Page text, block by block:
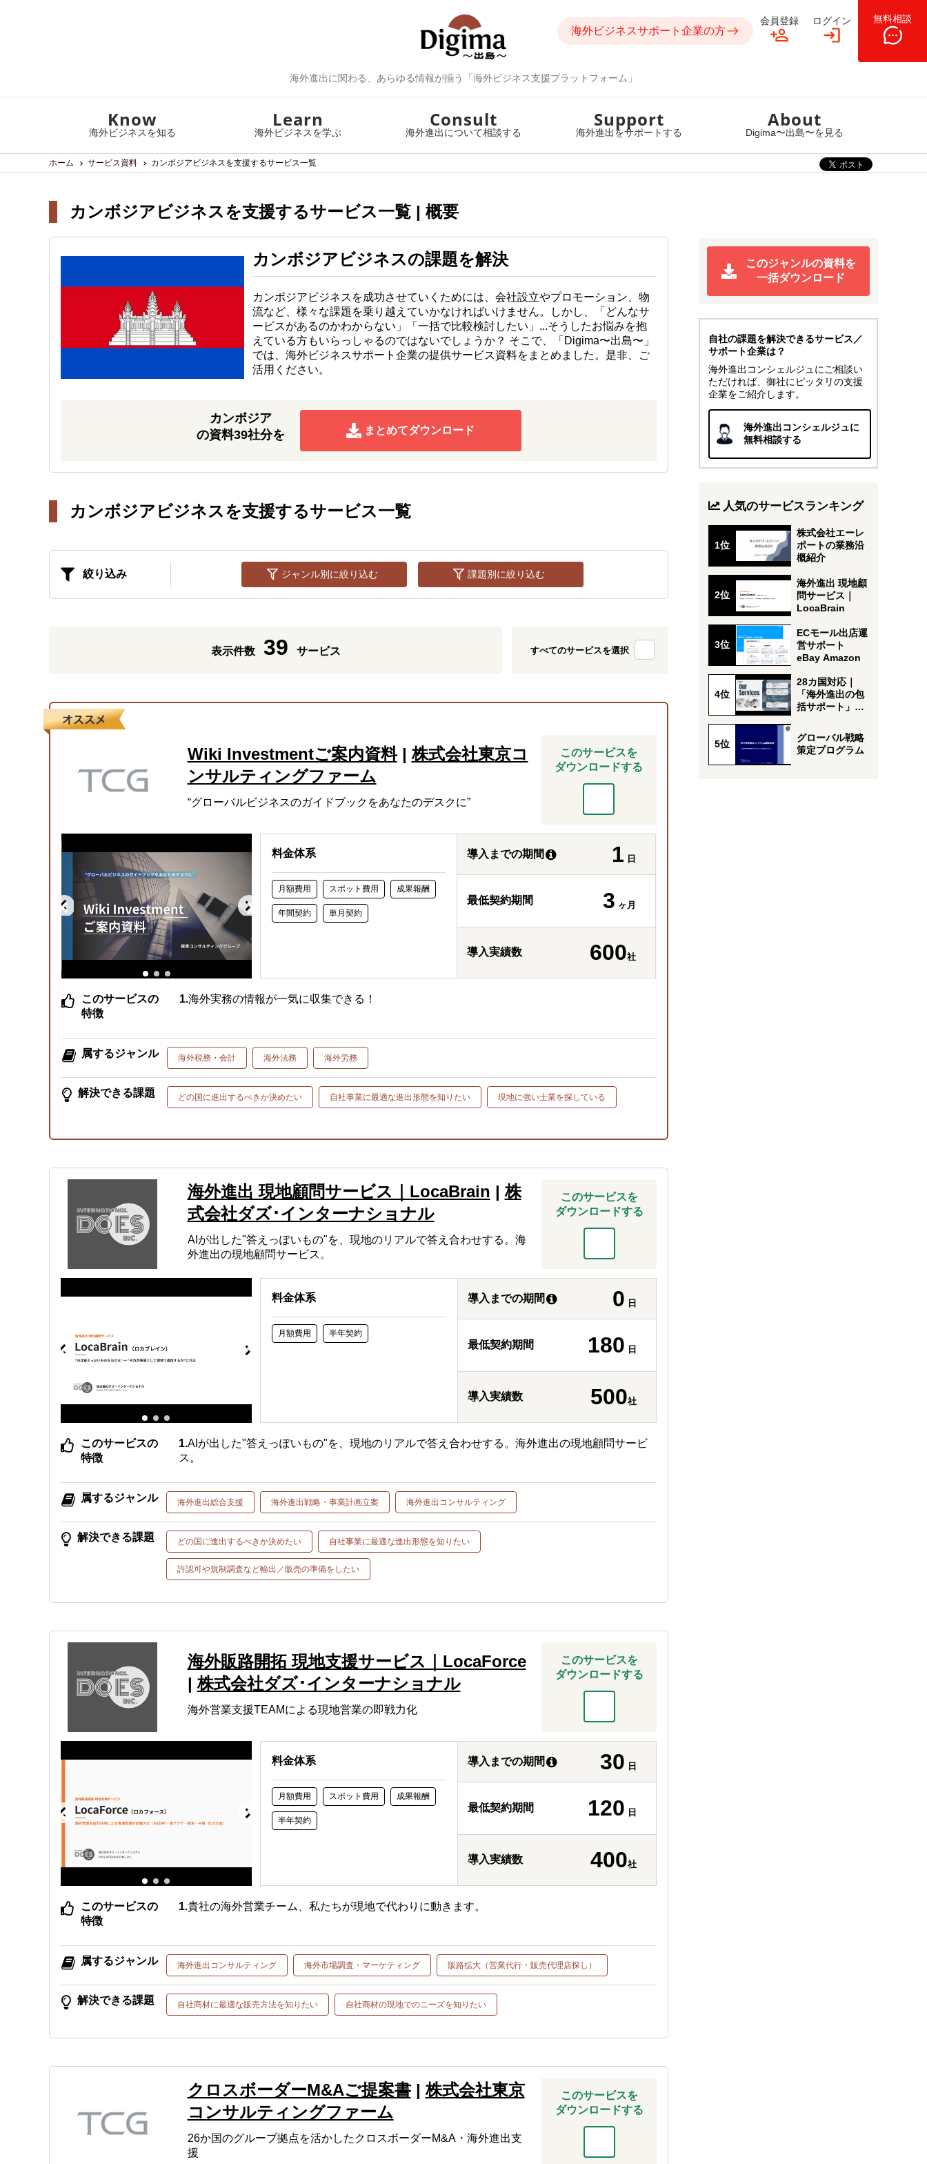
海外進出に関わる、あらゆる情報が揃う「海外ビジネス支援プラットフォーム」
海外ビジネスサポート企業の方
会員登録 ログイン 無料相談
Know
海外ビジネスを知る
Learn
海外ビジネスを学ぶ
Consult
海外進出について相談する
Support
海外進出をサポートする
About
Digima〜出島〜を見る
ホーム サービス資料 カンボジアビジネスを支援するサービス一覧
カンボジアビジネスを支援するサービス一覧 | 概要
カンボジアビジネスの課題を解決
カンボジアビジネスを成功させていくためには、会社設立やプロモーション、物
流など、様々な課題を乗り越えていかなければいけません。しかし、「どんなサ
ービスがあるのかわからない」「一括で比較検討したい」...そうしたお悩みを抱
えている方もいらっしゃるのではないでしょうか？ そこで、「Digima〜出島〜」
では、海外ビジネスサポート企業の提供サービス資料をまとめました。是非、ご
活用ください。
カンボジア
の資料39社分を
まとめてダウンロード
カンボジアビジネスを支援するサービス一覧
絞り込み ジャンル別に絞り込む 課題別に絞り込む
表示件数 39 サービス すべてのサービスを選択
Wiki Investmentご案内資料|株式会社東京コ
ンサルティングファーム
“グローバルビジネスのガイドブックをあなたのデスクに”
このサービスを
ダウンロードする
料金体系
月額費用 スポット費用 成果報酬
年間契約 単月契約
導入までの期間 1 日
最低契約期間 3 ヶ月
導入実績数 600社
このサービスの
特徴
海外実務の情報が一気に収集できる！
属するジャンル 海外税務・会計 海外法務 海外労務
解決できる課題 どの国に進出するべきか決めたい 自社事業に最適な進出形態を知りたい 現地に強い士業を探している
海外進出 現地顧問サービス｜LocaBrain |株
式会社ダズ･インターナショナル
AIが出した"答えっぽいもの"を、現地のリアルで答え合わせする。海
外進出の現地顧問サービス。
このサービスを
ダウンロードする
料金体系
月額費用 半年契約
導入までの期間 0 日
最低契約期間 180 日
導入実績数 500社
このサービスの
特徴
AIが出した"答えっぽいもの"を、現地のリアルで答え合わせする。海外進出の現地顧問サービ
ス。
属するジャンル 海外進出総合支援 海外進出戦略・事業計画立案 海外進出コンサルティング
解決できる課題 どの国に進出するべきか決めたい 自社事業に最適な進出形態を知りたい
許認可や規制調査など輸出／販売の準備をしたい
海外販路開拓 現地支援サービス｜LocaForce
|株式会社ダズ･インターナショナル
海外営業支援TEAMによる現地営業の即戦力化
このサービスを
ダウンロードする
料金体系
月額費用 スポット費用 成果報酬
半年契約
導入までの期間 30 日
最低契約期間 120 日
導入実績数 400社
このサービスの
特徴
貴社の海外営業チーム、私たちが現地で代わりに動きます。
属するジャンル 海外進出コンサルティング 海外市場調査・マーケティング 販路拡大（営業代行・販売代理店探し）
解決できる課題 自社商材に最適な販売方法を知りたい 自社商材の現地でのニーズを知りたい
クロスボーダーM&Aご提案書|株式会社東京
コンサルティングファーム
26か国のグループ拠点を活かしたクロスボーダーM&A・海外進出支
援
このサービスを
ダウンロードする
このジャンルの資料を
一括ダウンロード
自社の課題を解決できるサービス／
サポート企業は？
海外進出コンシェルジュにご相談い
ただければ、御社にピッタリの支援
企業をご紹介します。
海外進出コンシェルジュに
無料相談する
人気のサービスランキング
株式会社エーレ
ポートの業務沿
概紹介
海外進出 現地顧
問サービス｜
LocaBrain
ECモール出店運
営サポート
eBay Amazon
28カ国対応｜
「海外進出の包
括サポート」事
グローバル戦略
策定プログラム